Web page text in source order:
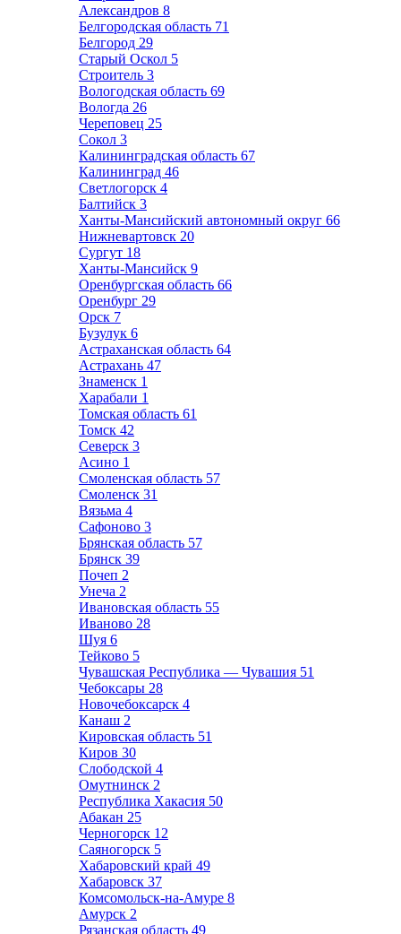
Александров 8
Белгородская область 71
Белгород 29
Старый Оскол 5
Строитель 3
Вологодская область 69
Вологда 26
Череповец 25
Сокол 3
Калининградская область 67
Калининград 46
Светлогорск 4
Балтийск 3
Ханты-Мансийский автономный округ 66
Нижневартовск 20
Сургут 18
Ханты-Мансийск 9
Оренбургская область 66
Оренбург 29
Орск 7
Бузулук 6
Астраханская область 64
Астрахань 47
Знаменск 1
Харабали 1
Томская область 61
Томск 42
Северск 3
Асино 1
Смоленская область 57
Смоленск 31
Вязьма 4
Сафоново 3
Брянская область 57
Брянск 39
Почеп 2
Унеча 2
Ивановская область 55
Иваново 28
Шуя 6
Тейково 5
Чувашская Республика — Чувашия 51
Чебоксары 28
Новочебоксарск 4
Канаш 2
Кировская область 51
Киров 30
Слободской 4
Омутнинск 2
Республика Хакасия 50
Абакан 25
Черногорск 12
Саяногорск 5
Хабаровский край 49
Хабаровск 37
Комсомольск-на-Амуре 8
Амурск 2
Рязанская область 49